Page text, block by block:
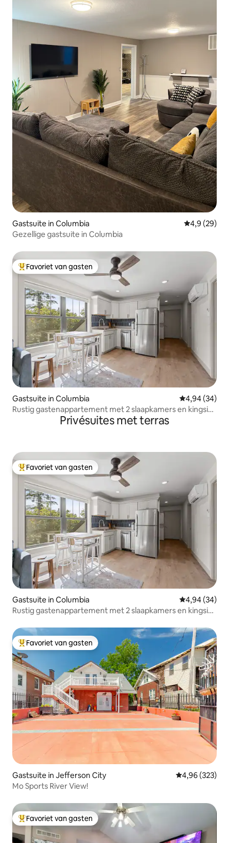
Gastsuite in Columbia Gemiddelde
4,9 (29)
Gezellige gastsuite in Columbia
Topfavoriet van gasten
Favoriet van gasten
Gastsuite in Columbia Gemiddelde
4,94 (34)
Rustig gastenappartement met 2 slaapkamers en kingsize
bed | Boerderij van 20 hectare
Privésuites met terras
Topfavoriet van gasten
Favoriet van gasten
Gastsuite in Columbia Gemiddelde
4,94 (34)
Rustig gastenappartement met 2 slaapkamers en kingsize
Topfavoriet van gasten
Favoriet van gasten
Gastsuite in Jefferson City Gemiddelde
4,96 (323)
Mo Sports River View!
Topfavoriet van gasten
Favoriet van gasten